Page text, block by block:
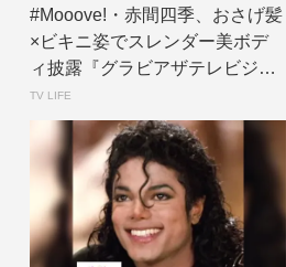
#Mooove!・赤間四季、おさげ髪
×ビキニ姿でスレンダー美ボデ
ィ披露『グラビアザテレビジョ
ン』アザ...
TV LIFE